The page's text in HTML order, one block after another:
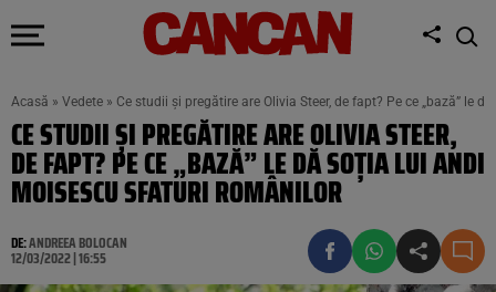
Acasă » Vedete » Ce studii şi pregătire are Olivia Steer, de fapt? Pe ce „bază” le
CE STUDII ŞI PREGĂTIRE ARE OLIVIA STEER,
DE FAPT? PE CE „BAZĂ” LE DĂ SOŢIA LUI ANDI
MOISESCU SFATURI ROMÂNILOR
DE:ANDREEA BOLOCAN
12/03/2022 | 16:55